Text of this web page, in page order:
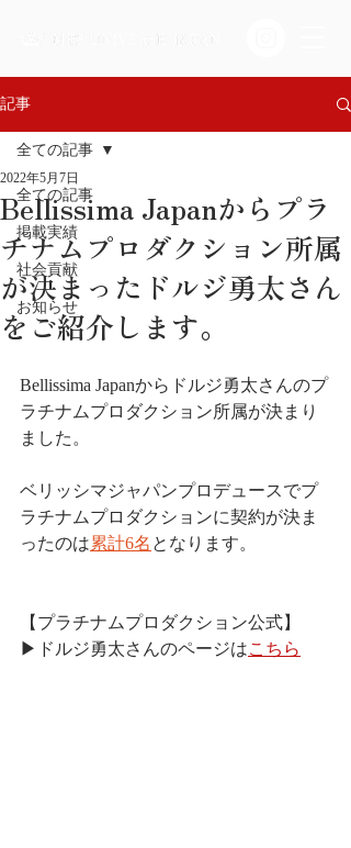
記事
全ての記事
掲載実績
社会貢献
お知らせ
全ての記事
Bellissima Japanからプラ
チナムプロダクション所属
が決まったドルジ勇太さん
をご紹介します。
2022年5月7日
Bellissima Japanからドルジ勇太さんのプ
ラチナムプロダクション所属が決まり
ました。
ベリッシマジャパンプロデュースでプ
ラチナムプロダクションに契約が決ま
ったのは累計6名 となります。
【プラチナムプロダクション公式】
▶ドルジ勇太さんのページはこちら